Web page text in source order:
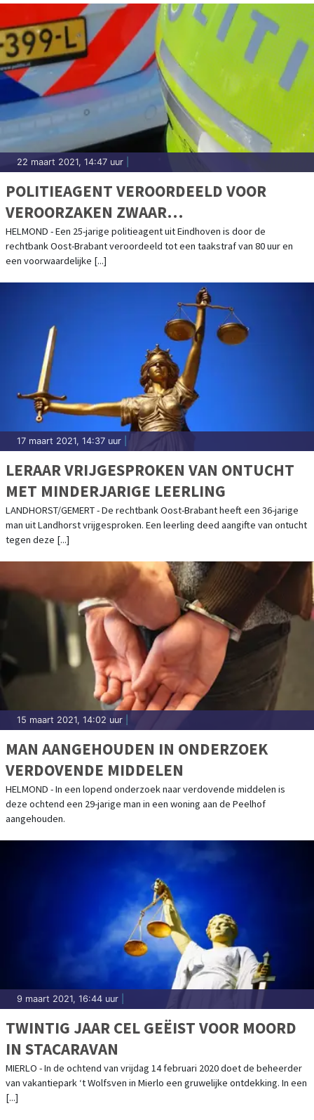
22 maart 2021, 14:47 uur
POLITIEAGENT VEROORDEELD VOOR
VEROORZAKEN ZWAAR
VERKEERSONGEVAL IN HELMOND
HELMOND - Een 25-jarige politieagent uit Eindhoven is door de
rechtbank Oost-Brabant veroordeeld tot een taakstraf van 80 uur en
een voorwaardelijke [...]
17 maart 2021, 14:37 uur
LERAAR VRIJGESPROKEN VAN ONTUCHT
MET MINDERJARIGE LEERLING
LANDHORST/GEMERT - De rechtbank Oost-Brabant heeft een 36-jarige
man uit Landhorst vrijgesproken. Een leerling deed aangifte van ontucht
tegen deze [...]
15 maart 2021, 14:02 uur
MAN AANGEHOUDEN IN ONDERZOEK
VERDOVENDE MIDDELEN
HELMOND - In een lopend onderzoek naar verdovende middelen is
deze ochtend een 29-jarige man in een woning aan de Peelhof
aangehouden.
9 maart 2021, 16:44 uur
TWINTIG JAAR CEL GEËIST VOOR MOORD
IN STACARAVAN
MIERLO - In de ochtend van vrijdag 14 februari 2020 doet de beheerder
van vakantiepark ‘t Wolfsven in Mierlo een gruwelijke ontdekking. In een
[...]